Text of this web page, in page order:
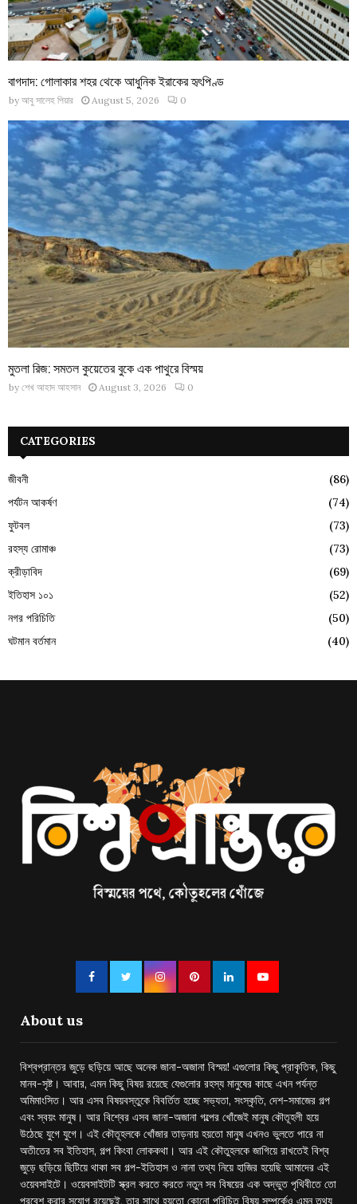
বাগদাদ: গোলাকার শহর থেকে আধুনিক ইরাকের হৃৎপিণ্ড
by আবু সালেহ পিয়ার August 5, 2026 0
মুতলা রিজ: সমতল কুয়েতের বুকে এক পাথুরে বিস্ময়
by শেখ আহাদ আহসান August 3, 2026 0
CATEGORIES
জীবনী
(86)
পর্যটন আকর্ষণ
(74)
ফুটবল
(73)
রহস্য রোমাঞ্চ
(73)
ক্রীড়াবিদ
(69)
ইতিহাস ১০১
(52)
নগর পরিচিতি
(50)
ঘটমান বর্তমান
(40)
About us
বিশ্বপ্রান্তর জুড়ে ছড়িয়ে আছে অনেক জানা-অজানা বিস্ময়! এগুলোর কিছু প্রাকৃতিক, কিছু
মানব-সৃষ্ট। আবার, এমন কিছু বিষয় রয়েছে যেগুলোর রহস্য মানুষের কাছে এখন পর্যন্ত
অমিমাংসিত। আর এসব বিষয়বস্তুকে বিবর্তিত হচ্ছে সভ্যতা, সংস্কৃতি, দেশ-সমাজের গল্প
এবং স্বয়ং মানুষ। আর বিশ্বের এসব জানা-অজানা গল্পের খোঁজেই মানুষ কৌতূহলী হয়ে
উঠেছে যুগে যুগে। এই কৌতূহলকে খোঁজার তাড়নায় হয়তো মানুষ এখনও ভুলতে পারে না
অতীতের সব ইতিহাস, গল্প কিংবা লোককথা। আর এই কৌতুহলকে জাগিয়ে রাখতেই বিশ্ব
জুড়ে ছড়িয়ে ছিটিয়ে থাকা সব গল্প-ইতিহাস ও নানা তথ্য নিয়ে হাজির হয়েছি আমাদের এই
ওয়েবসাইটে। ওয়েবসাইটটি স্ক্রল করতে করতে নতুন সব বিষয়ের এক অদ্ভুত পৃথিবীতে তো
প্রবেশ করার সুযোগ রয়েছেই, তার সাথে হয়তো কোনো পরিচিত বিষয় সম্পর্কেও এমন তথ্য